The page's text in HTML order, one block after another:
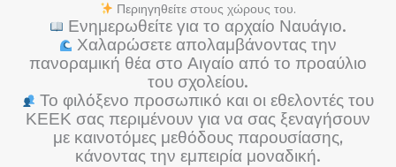
Περιηγηθείτε στους χώρους του.
Ενημερωθείτε για το αρχαίο Ναυάγιο.
Χαλαρώσετε απολαμβάνοντας την
πανοραμική θέα στο Αιγαίο από το προαύλιο
του σχολείου.
Το φιλόξενο προσωπικό και οι εθελοντές του
ΚΕΕΚ σας περιμένουν για να σας ξεναγήσουν
με καινοτόμες μεθόδους παρουσίασης,
κάνοντας την εμπειρία μοναδική.